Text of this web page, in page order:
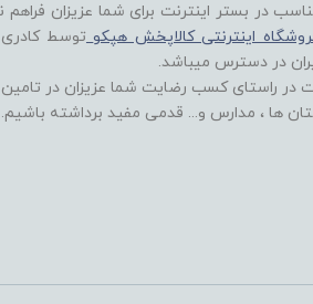
در بستر اینترنت برای شما عزیزان
اینترنتی کالاپخش هپکو توسط
در دسترس میباشد.
در راستای کسب رضایت شما عزیزان در تامین
ها ، مدارس و... قدمی مفید برداشته باشیم.